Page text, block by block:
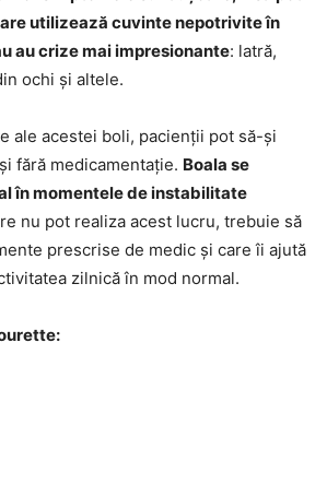
utilizează cuvinte nepotrivite în
au crize mai impresionante: latră,
ochi și altele.
ale acestei boli, pacienții pot să-și
fără medicamentație. Boala se
în momentele de instabilitate
nu pot realiza acest lucru, trebuie să
prescrise de medic și care îi ajută
zilnică în mod normal.